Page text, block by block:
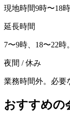
現地時間9時〜18
延長時間
7〜9時、18〜22時
夜間 / 休み
業務時間外。必要
おすすめの